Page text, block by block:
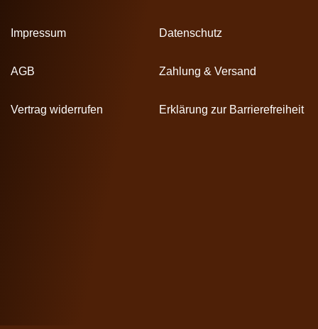
Impressum Datenschutz
AGB Zahlung & Versand
Vertrag widerrufen Erklärung zur Barrierefreiheit